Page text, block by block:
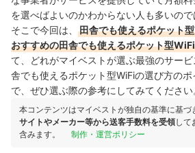
を選べばよいのかわからない人も多いので
そこで今回は、
田舎でも使えるポケット
おすすめの田舎でも使えるポケット型
て、どれがマイベストが選ぶ最強のサー
舎でも使えるポケット型WiFiの選び方の
で、ぜひ選ぶ際の参考にしてみてください
本コンテンツはマイベストが独自の基準に基づ
サイトやメーカー等から送客手数料を受領して
含みます。
制作・運営ポリシー